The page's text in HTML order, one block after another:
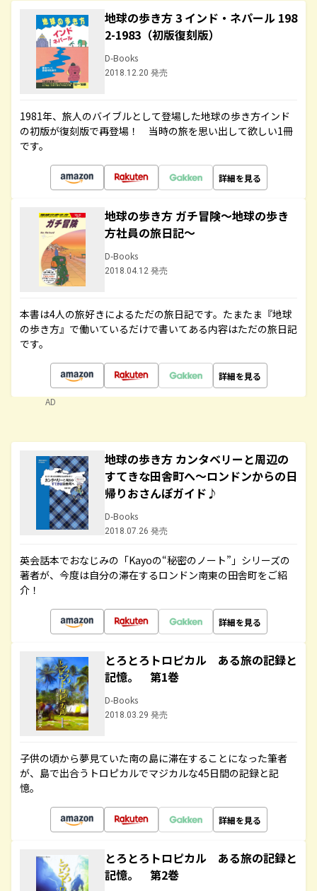
地球の歩き方 3 インド・ネパール 198
2-1983（初版復刻版）
D-Books
2018.12.20 発売
1981年、旅人のバイブルとして登場した地球の歩き方インド
の初版が復刻版で再登場！ 当時の旅を思い出して欲しい1冊
です。
詳細を見る
地球の歩き方 ガチ冒険～地球の歩き
方社員の旅日記～
D-Books
2018.04.12 発売
本書は4人の旅好きによるただの旅日記です。たまたま『地球
の歩き方』で働いているだけで書いてある内容はただの旅日記
です。
詳細を見る
AD
地球の歩き方 カンタベリーと周辺の
すてきな田舎町へ～ロンドンからの日
帰りおさんぽガイド♪
D-Books
2018.07.26 発売
英会話本でおなじみの「Kayoの“秘密のノート”」シリーズの
著者が、今度は自分の滞在するロンドン南東の田舎町をご紹
介！
詳細を見る
とろとろトロピカル ある旅の記録と
記憶。 第1巻
D-Books
2018.03.29 発売
子供の頃から夢見ていた南の島に滞在することになった筆者
が、島で出合うトロピカルでマジカルな45日間の記録と記
憶。
詳細を見る
とろとろトロピカル ある旅の記録と
記憶。 第2巻